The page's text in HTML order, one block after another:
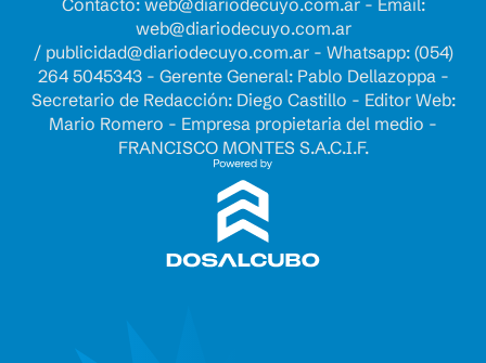
Contacto: web@diariodecuyo.com.ar- Email:
web@diariodecuyo.com.ar
/ publicidad@diariodecuyo.com.ar- Whatsapp: (054)
264 5045343 - Gerente General: Pablo Dellazoppa -
Secretario de Redacción: Diego Castillo - Editor Web:
Mario Romero - Empresa propietaria del medio -
FRANCISCO MONTES S.A.C.I.F.